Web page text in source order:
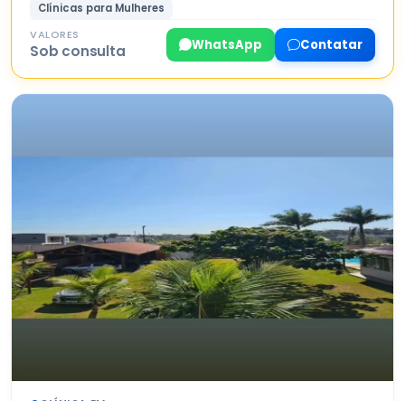
Clínicas para Mulheres
VALORES
Sob consulta WhatsApp Contatar